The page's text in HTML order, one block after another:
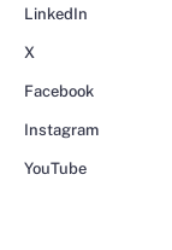
LinkedIn
X
Facebook
Instagram
YouTube